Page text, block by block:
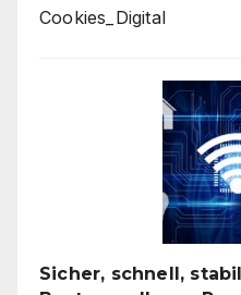
Cookies_Digital
Sicher, schnell,